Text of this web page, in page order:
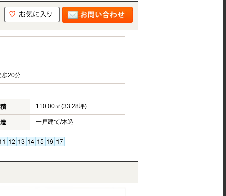
20分
110.00㎡(33.28坪)
一戸建て/木造